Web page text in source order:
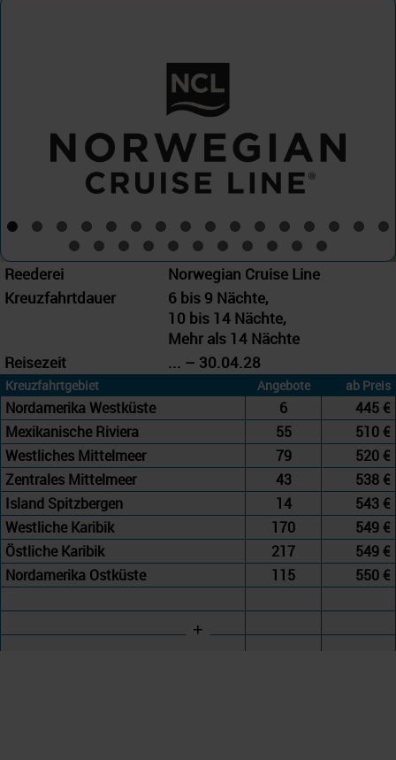
Reederei
Norwegian Cruise Line
Kreuzfahrtdauer
6 bis 9 Nächte,
10 bis 14 Nächte,
Mehr als 14 Nächte
Reisezeit
... – 30.04.28
Kreuzfahrtgebiet Angebote ab Preis
Nordamerika Westküste 6
445 €
Mexikanische Riviera
55
510 €
Westliches Mittelmeer
79
520 €
Zentrales Mittelmeer
43
538 €
Island Spitzbergen
14
543 €
Westliche Karibik
170
549 €
Östliche Karibik
217
549 €
Nordamerika Ostküste
115 550 €
+